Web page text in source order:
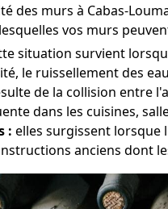
des murs à Cabas-
vos murs
situation survient
le ruissellement des
de la collision entre
dans les cuisines,
: elles surgissent lorsque
anciens dont